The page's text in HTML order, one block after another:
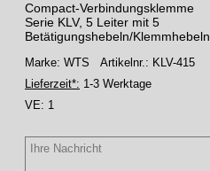
Compact-Verbindungsklemme
Serie KLV, 5 Leiter mit 5
Betätigungshebeln/Klemmhebeln
Marke: WTS Artikelnr.: KLV-415
Lieferzeit*: 1-3 Werktage
VE: 1